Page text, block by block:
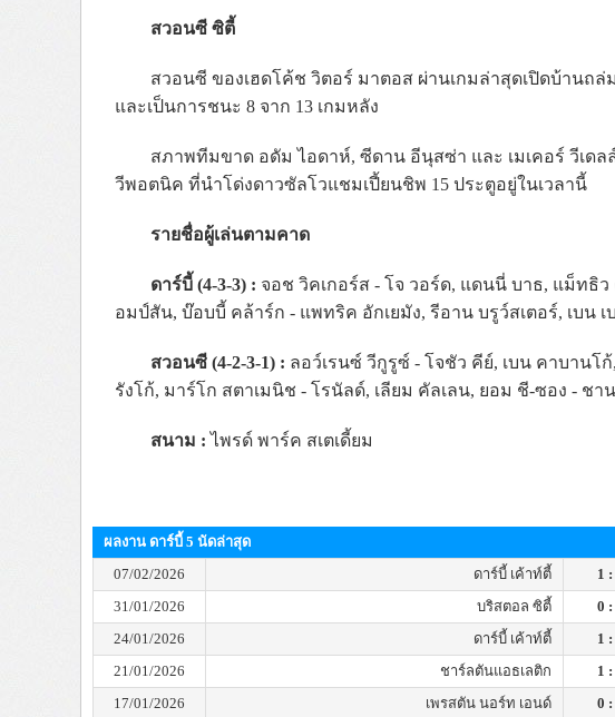
สวอนซี ซิตี้
สวอนซี ของเฮดโค้ช วิตอร์ มาตอส ผ่านเกมล่าสุดเปิดบ้านถล่
และเป็นการชนะ 8 จาก 13 เกมหลัง
สภาพทีมขาด อดัม ไอดาห์, ซีดาน อีนุสซ่า และ เมเคอร์ วีเด
วีพอตนิค ที่นำโด่งดาวซัลโวแชมเปี้ยนชิพ 15 ประตูอยู่ในเวลานี้
รายชื่อผู้เล่นตามคาด
ดาร์บี้ (4-3-3) : จอช วิคเกอร์ส - โจ วอร์ด, แดนนี่ บาธ, แม็ทธิว
อมป์สัน, บ๊อบบี้ คล้าร์ก - แพทริค อักเยมัง, รีอาน บรูว์สเตอร์, เบน เ
สวอนซี (4-2-3-1) : ลอว์เรนซ์ วีกูรูซ์ - โจชัว คีย์, เบน คาบานโ
รังโก้, มาร์โก สตาเมนิช - โรนัลด์, เลียม คัลเลน, ยอม ชี-ซอง - ชา
สนาม :ไพรด์ พาร์ค สเตเดี้ยม
ผลงาน ดาร์บี้ 5 นัดล่าสุด
07/02/2026
ดาร์บี้ เค้าท์ตี้ 1 :
31/01/2026
บริสตอล ซิตี้ 0 :
24/01/2026
ดาร์บี้ เค้าท์ตี้ 1 :
21/01/2026
ชาร์ลตันแอธเลติก 1 :
17/01/2026
เพรสตัน นอร์ท เอนด์ 0 :